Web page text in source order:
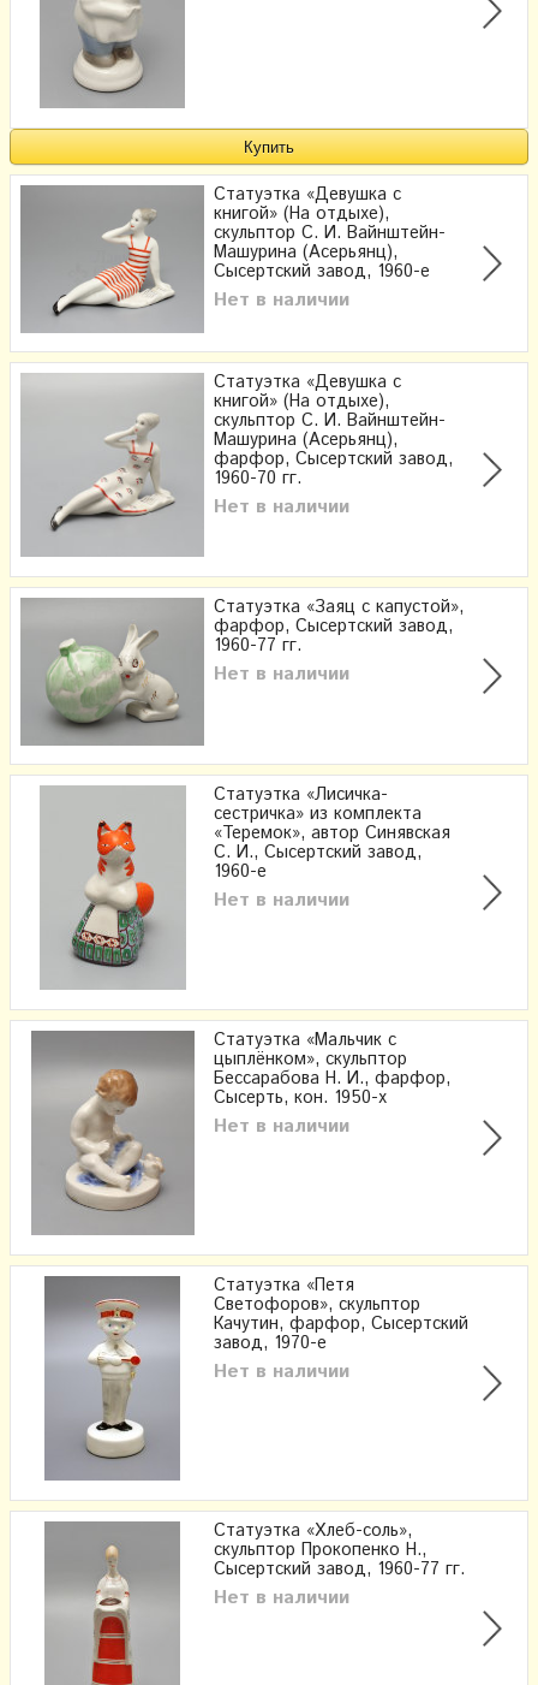
Статуэтка «Девушка с
книгой» (На отдыхе),
скульптор С. И. Вайнштейн-
Машурина (Асерьянц),
Сысертский завод, 1960-е
Нет в наличии
Статуэтка «Девушка с
книгой» (На отдыхе),
скульптор С. И. Вайнштейн-
Машурина (Асерьянц),
фарфор, Сысертский завод,
1960-70 гг.
Нет в наличии
Статуэтка «Заяц с капустой»,
фарфор, Сысертский завод,
1960-77 гг.
Нет в наличии
Статуэтка «Лисичка-
сестричка» из комплекта
«Теремок», ​автор Синявская
С. И., Сысертский завод,
1960-е
Нет в наличии
Статуэтка «Мальчик с
цыплёнком», скульптор
Бессарабова Н. И., фарфор,
Сысерть, кон. 1950-х
Нет в наличии
Статуэтка «Петя
Светофоров», скульптор
Качутин, фарфор, Сысертский
завод, 1970-е
Нет в наличии
Статуэтка «Хлеб-соль»,
скульптор Прокопенко Н.,
Сысертский завод, 1960-77 гг.
Нет в наличии